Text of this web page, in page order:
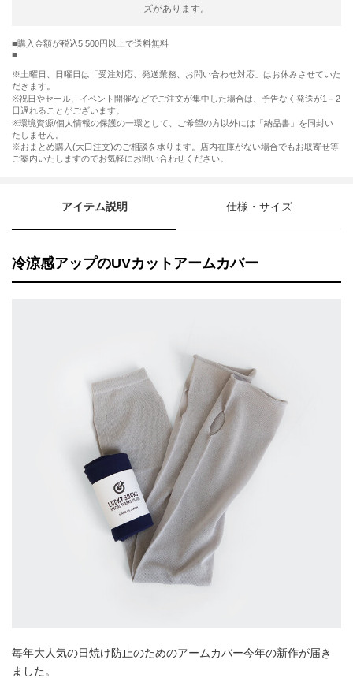
ズがあります。
購入金額が税込5,500円以上で送料無料
※土曜日、日曜日は「受注対応、発送業務、お問い合わせ対応」はお休みさせていた
だきます。
※祝日やセール、イベント開催などでご注文が集中した場合は、予告なく発送が1－2
日遅れることがございます。
※環境資源/個人情報の保護の一環として、ご希望の方以外には「納品書」を同封い
たしません。
※おまとめ購入(大口注文)のご相談を承ります。店内在庫がない場合でもお取寄せ等
ご案内いたしますのでお気軽にお問い合わせください。
アイテム説明 仕様・サイズ
冷涼感アップのUVカットアームカバー
毎年大人気の日焼け防止のためのアームカバー今年の新作が届き
ました。